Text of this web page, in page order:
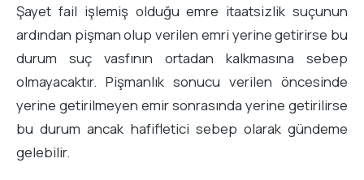
Şayet fail işlemiş olduğu emre itaatsizlik suçunun
ardından pişman olup verilen emri yerine getirirse bu
durum suç vasfının ortadan kalkmasına sebep
olmayacaktır. Pişmanlık sonucu verilen öncesinde
yerine getirilmeyen emir sonrasında yerine getirilirse
bu durum ancak hafifletici sebep olarak gündeme
gelebilir.